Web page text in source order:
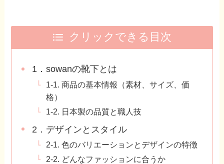
クリックできる目次
1．sowanの靴下とは
1-1. 商品の基本情報（素材、サイズ、価
格）
1-2. 日本製の品質と職人技
2．デザインとスタイル
2-1. 色のバリエーションとデザインの特徴
2-2. どんなファッションに合うか